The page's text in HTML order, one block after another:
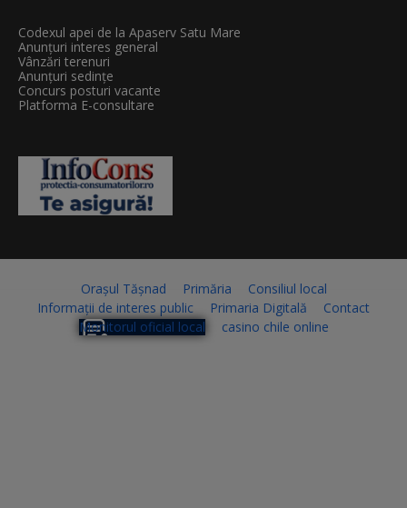
Codexul apei de la Apaserv Satu Mare
Anunțuri interes general
Vânzări terenuri
Anunțuri sedințe
Concurs posturi vacante
Platforma E-consultare
Orașul Tășnad Primăria
Consiliul local
Informații de interes public
Primaria Digitală
Contact
Monitorul oficial local
casino chile online